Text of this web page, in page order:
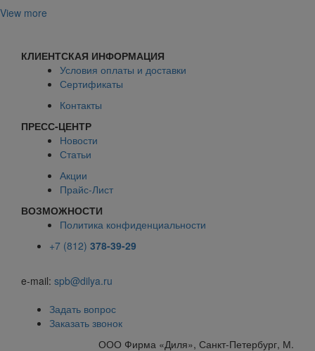
View more
КЛИЕНТСКАЯ ИНФОРМАЦИЯ
Условия оплаты и доставки
Сертификаты
Контакты
ПРЕСС-ЦЕНТР
Новости
Статьи
Акции
Прайс-Лист
ВОЗМОЖНОСТИ
Политика конфиденциальности
+7 (812) 378-39-29
e-mail: spb@dilya.ru
Задать вопрос
Заказать звонок
ООО Фирма «Диля», Санкт-Петербург, М.